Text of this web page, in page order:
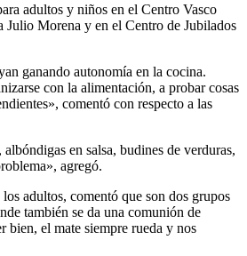
adultos y niños en el Centro Vasco
Julio Morena y en el Centro de Jubilados
ganando autonomía en la cocina.
con la alimentación, a probar cosas
comentó con respecto a las
en salsa, budines de verduras,
agregó.
adultos, comentó que son dos grupos
también se da una comunión de
bien, el mate siempre rueda y nos